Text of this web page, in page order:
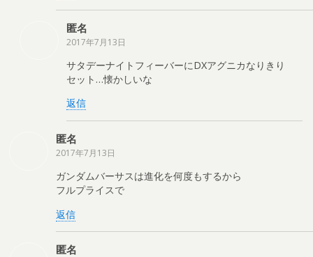
匿名
2017年7月13日
サタデーナイトフィーバーにDXアグニカなりきり
セット…懐かしいな
返信
匿名
2017年7月13日
ガンダムバーサスは進化を何度もするから
フルプライスで
返信
匿名